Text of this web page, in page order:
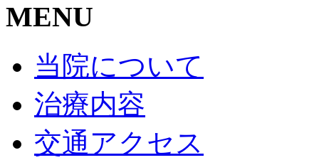
MENU
当院について
治療内容
交通アクセス